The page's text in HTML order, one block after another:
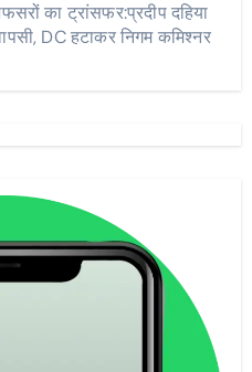
का ट्रांसफर:प्रदीप दहिया
DC हटाकर निगम कमिश्नर